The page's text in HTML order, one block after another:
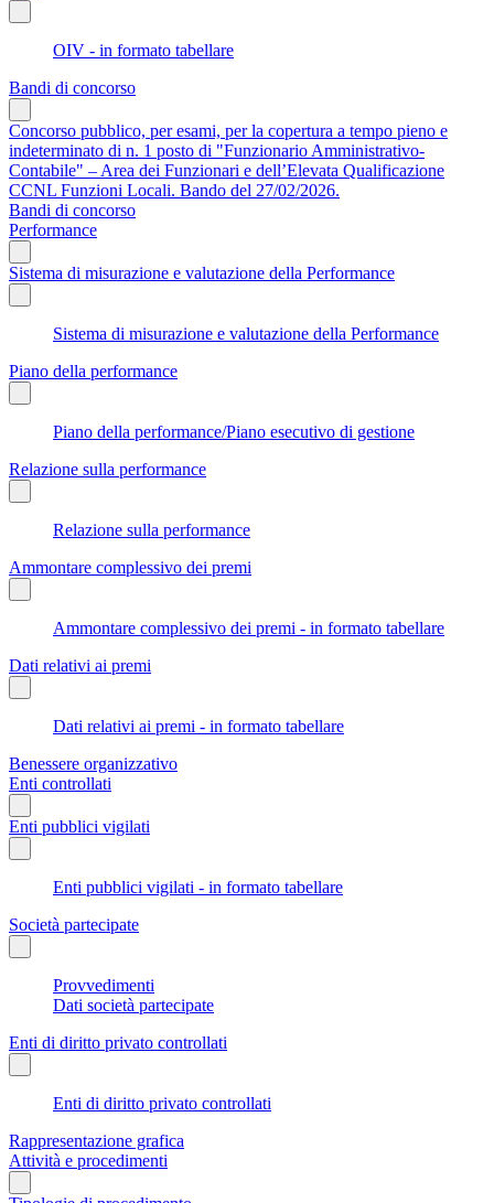
OIV - in formato tabellare
Bandi di concorso
Concorso pubblico, per esami, per la copertura a tempo pieno e
indeterminato di n. 1 posto di "Funzionario Amministrativo-
Contabile" – Area dei Funzionari e dell’Elevata Qualificazione
CCNL Funzioni Locali. Bando del 27/02/2026.
Bandi di concorso
Performance
Sistema di misurazione e valutazione della Performance
Sistema di misurazione e valutazione della Performance
Piano della performance
Piano della performance/Piano esecutivo di gestione
Relazione sulla performance
Relazione sulla performance
Ammontare complessivo dei premi
Ammontare complessivo dei premi - in formato tabellare
Dati relativi ai premi
Dati relativi ai premi - in formato tabellare
Benessere organizzativo
Enti controllati
Enti pubblici vigilati
Enti pubblici vigilati - in formato tabellare
Società partecipate
Provvedimenti
Dati società partecipate
Enti di diritto privato controllati
Enti di diritto privato controllati
Rappresentazione grafica
Attività e procedimenti